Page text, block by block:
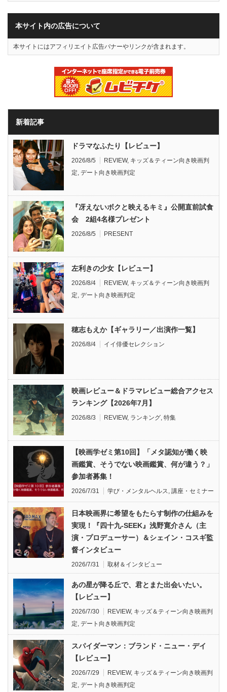
本サイト内の広告について
本サイトにはアフィリエイト広告バナーやリンクが含まれます。
新着記事
ドラマなふたり【レビュー】
2026/8/5 REVIEW, キッズ＆ティーン向き映画判
定, デート向き映画判定
『冴えないボクと映えるキミ』公開直前試食
会 2組4名様プレゼント
2026/8/5 PRESENT
左利きの少女【レビュー】
2026/8/4 REVIEW, キッズ＆ティーン向き映画判
定, デート向き映画判定
穂志もえか【ギャラリー／出演作一覧】
2026/8/4 イイ俳優セレクション
映画レビュー＆ドラマレビュー総合アクセス
ランキング【2026年7月】
2026/8/3 REVIEW, ランキング, 特集
【映画学ゼミ第10回】「メタ認知が働く映
画鑑賞、そうでない映画鑑賞、何が違う？」
参加者募集！
2026/7/31 学び・メンタルヘルス, 講座・セミナー
日本映画界に希望をもたらす制作の仕組みを
実現！『四十九-SEEK』浅野寛介さん（主
演・プロデューサー）＆シェイン・コスギ監
督インタビュー
2026/7/31 取材＆インタビュー
あの星が降る丘で、君とまた出会いたい。
【レビュー】
2026/7/30 REVIEW, キッズ＆ティーン向き映画判
定, デート向き映画判定
スパイダーマン：ブランド・ニュー・デイ
【レビュー】
2026/7/29 REVIEW, キッズ＆ティーン向き映画判
定, デート向き映画判定